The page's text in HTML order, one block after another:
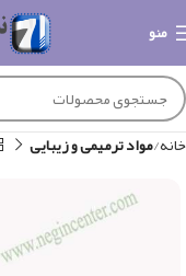
منو
خانه مواد ترمیمی و زیبایی